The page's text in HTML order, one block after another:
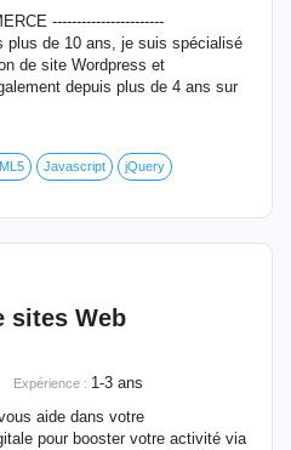
-----------------------
plus de 10 ans, je suis spécialisé
de site Wordpress et
depuis plus de 4 ans sur
Javascript jQuery
sites Web
Expérience : 1-3 ans
aide dans votre
pour booster votre activité via